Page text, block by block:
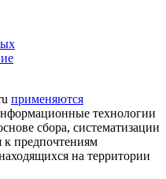
применяются
технологии
сбора, систематизации
к предпочтениям
на территории